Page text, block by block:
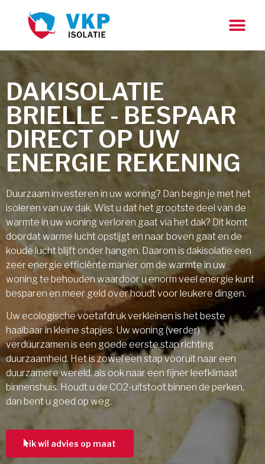
DAKISOLATIE
BRIELLE - BESPAAR
DIRECT OP UW
ENERGIE REKENING
Duurzaam investeren in uw woning? Dan begin je met het
isoleren van uw dak. Wist u dat het grootste deel van de
warmte in uw woning verloren gaat via het dak? Dit komt
doordat warme lucht opstijgt en naar boven gaat en de
koude lucht blijft onder hangen. Daarom is dakisolatie een
zeer energie efficiënte manier om de warmte in uw
woning te behouden waardoor u enorm veel energie kunt
besparen en meer geld over houdt voor leukere dingen.
Uw ecologische voetafdruk verkleinen is het beste
haalbaar in kleine stapjes. Uw woning (verder)
verduurzamen is een goede eerste stap richting
duurzaamheid. Het is zowel een stap vooruit naar een
duurzamere wereld, als ook naar een fijner leefklimaat
binnenshuis. Houdt u de CO2-uitstoot binnen de perken,
dan bent u goed op weg.
ik wil advies op maat